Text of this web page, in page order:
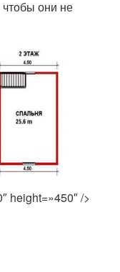
чтобы они не
height=»450″ />